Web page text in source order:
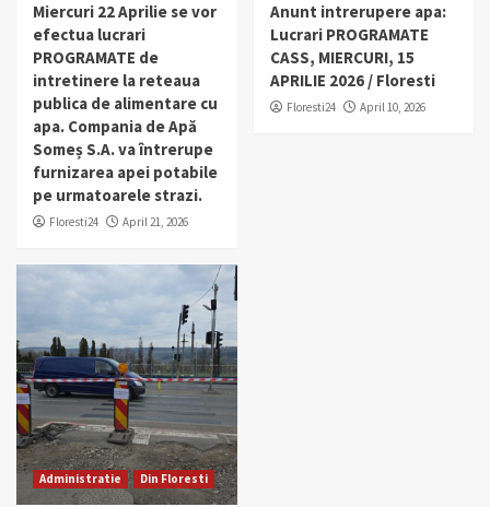
Miercuri 22 Aprilie se vor
efectua lucrari
PROGRAMATE de
intretinere la reteaua
publica de alimentare cu
apa. Compania de Apă
Someș S.A. va întrerupe
furnizarea apei potabile
pe urmatoarele strazi.
Floresti24 April 21, 2026
Anunt intrerupere apa:
Lucrari PROGRAMATE
CASS, MIERCURI, 15
APRILIE 2026 / Floresti
Floresti24 April 10, 2026
Administratie Din Floresti